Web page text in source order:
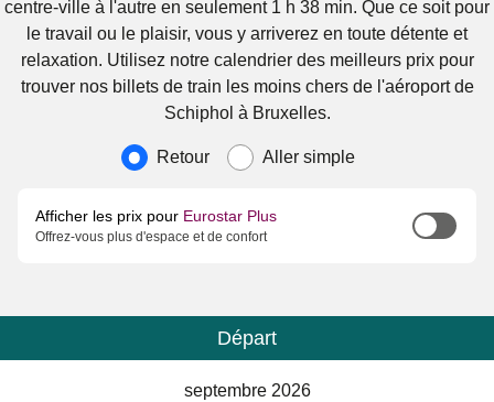
centre-ville à l'autre en seulement 1 h 38 min. Que ce soit pour
le travail ou le plaisir, vous y arriverez en toute détente et
relaxation. Utilisez notre calendrier des meilleurs prix pour
trouver nos billets de train les moins chers de l'aéroport de
Schiphol à Bruxelles.
Type de voyage
Retour Aller simple
Afficher les prix pour Eurostar Plus
Offrez-vous plus d'espace et de confort
Calendrier
Départ
septembre 2026